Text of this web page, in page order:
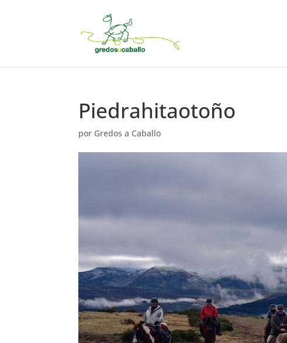
Piedrahitaotoño
por Gredos a Caballo